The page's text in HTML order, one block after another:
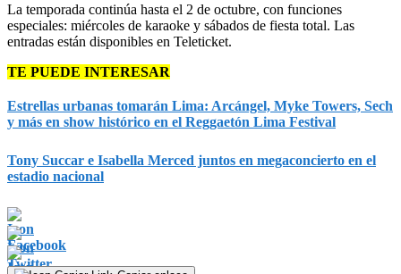
La temporada continúa hasta el 2 de octubre, con funciones
especiales: miércoles de karaoke y sábados de fiesta total. Las
entradas están disponibles en Teleticket.
TE PUEDE INTERESAR
Estrellas urbanas tomarán Lima: Arcángel, Myke Towers, Sech
y más en show histórico en el Reggaetón Lima Festival
Tony Succar e Isabella Merced juntos en megaconcierto en el
estadio nacional